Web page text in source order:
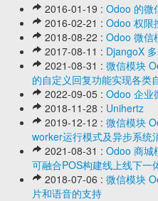
2016-01-19 : Odoo 的微
2016-02-21 : Odoo 权限
2018-08-22 : Odoo 微信
2017-08-11 : DjangoX
2021-08-31 : 微信模块
的自定义回复功能实现各类
2022-09-05 : Odoo 企业
2018-11-28 : Unihertz
2019-12-12 : 微信模块
worker运行模式及异步系统
2021-08-31 : Odoo 商城
可融合POS构建线上线下一
2018-07-06 : 微信模块
片和语音的支持